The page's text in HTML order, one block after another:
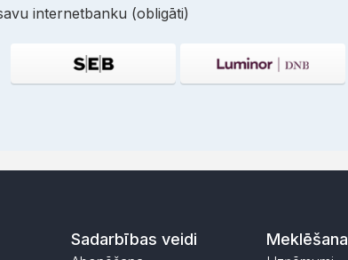
internetbanku (obligāti)
Sadarbības veidi Meklēšana